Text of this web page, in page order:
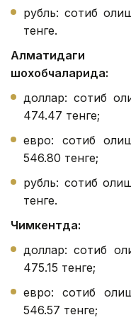
рубль: сотиб
тенге.
Алматидаги
шохобчаларида:
доллар: сотиб
474.47 тенге;
евро: сотиб
546.80 тенге;
рубль: сотиб
тенге.
Чимкентда:
доллар: сотиб
475.15 тенге;
евро: сотиб
546.57 тенге;